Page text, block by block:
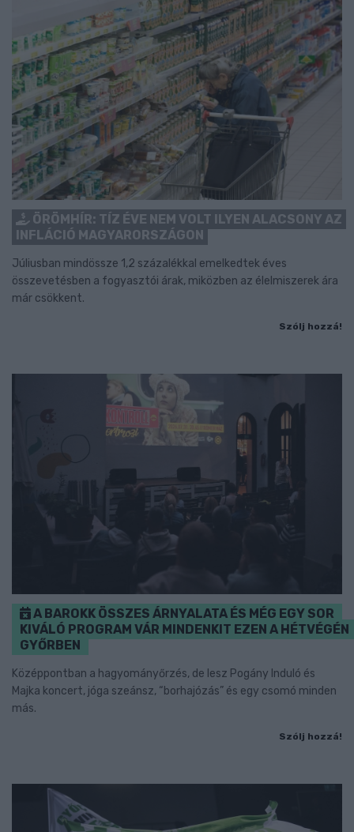
ÖRÖMHÍR: TÍZ ÉVE NEM VOLT ILYEN ALACSONY AZ
INFLÁCIÓ MAGYARORSZÁGON
Júliusban mindössze 1,2 százalékkal emelkedtek éves
összevetésben a fogyasztói árak, miközben az élelmiszerek ára
már csökkent.
Szólj hozzá!
A BAROKK ÖSSZES ÁRNYALATA ÉS MÉG EGY SOR
KIVÁLÓ PROGRAM VÁR MINDENKIT EZEN A HÉTVÉGÉN
GYŐRBEN
Középpontban a hagyományőrzés, de lesz Pogány Induló és
Majka koncert, jóga szeánsz, “borhajózás” és egy csomó minden
más.
Szólj hozzá!